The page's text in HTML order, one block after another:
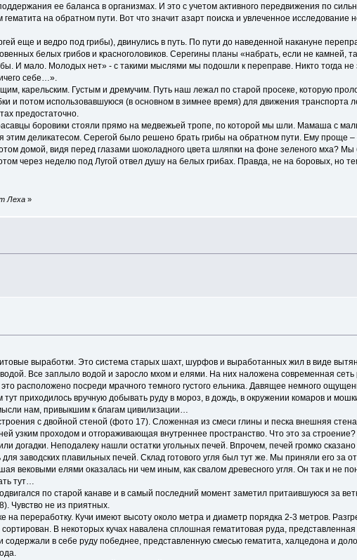
ее баланса в организмах. И это с учетом активного передвижения по
на обратном пути. Вот что значит азарт поиска и увлеченное исследование
еще и ведро под грибы), двинулись в путь. По пути до наведенной накануне
белых грибов и красноголовиков. Серегины планы «набрать, если не камней,
И мало. Молодых нет» - с такими мыслями мы подошли к переправе. Никто тогда не
себе…».
карельским. Густым и дремучим. Путь наш лежал по старой просеке, которую
и потом использовавшуюся (в основном в зимнее время) для движения транспорта
предостаточно.
боровики стояли прямо на медвежьей тропе, по которой мы шли. Мамаша с
этим деликатесом. Серегой было решено брать грибы на обратном пути. Ему проще –
домой, видя перед глазами шоколадного цвета шляпки на фоне зеленого мха? Мы
через неделю под Лугой отвел душу на белых грибах. Правда, не на боровых, но
Леха»
выработки. Это система старых шахт, шурфов и выработанных жил в виде
Все заплыло водой и заросло мхом и елями. На них наложена современная сеть
расположено посреди мрачного темного густого ельника. Давящее немного
приходилось вручную добывать руду в мороз, в дождь, в окружении комаров и
нам, привыкшим к благам цивилизации…
с двойной стеной (фото 17). Сложенная из смеси глины и песка внешняя
узким проходом и отгораживающая внутреннее пространство. Что это за
догадки. Неподалеку нашли остатки угольных печей. Впрочем, печей громко сказано
заводских плавильных печей. Склад готового угля был тут же. Мы приняли его за
вековыми елями оказалась ни чем иным, как свалом древесного угля. Он так и не
тут…
по старой канаве и в самый последний момент заметил притаившуюся за
Чувство не из приятных.
на переработку. Кучи имеют высоту около метра и диаметр порядка 2-3 метров.
В некоторых кучах навалена сплошная гематитовая руда,
содержали в себе руду победнее, представленную смесью гематита, халцедона и